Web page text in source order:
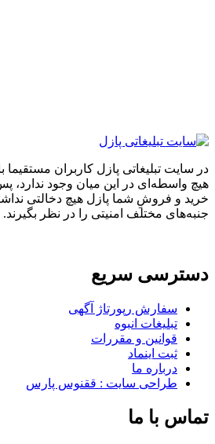
تبلیغاتی پازل کاربران مستقیما با
در این میان وجود ندارد، پس
و فروشِ شما پازل هیچ دخالتی نداشته و
مختلف امنیتی را در نظر بگیرند.
سریع
سفارش رپورتاژ آگهی
تبلیغات انبوه
قوانین و مقررات
ثبت اینماد
درباره ما
طراحی سایت : ققنوس پارس
با ما